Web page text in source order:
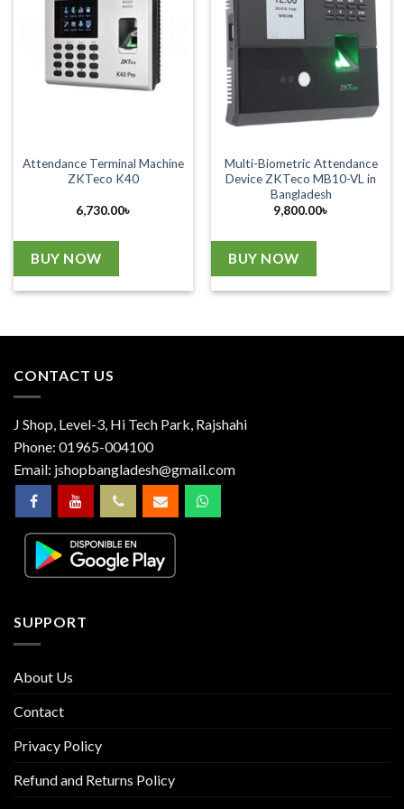
Attendance Terminal Machine
ZKTeco K40
6,730.00৳
BUY NOW
Multi-Biometric Attendance
Device ZKTeco MB10-VL in
Bangladesh
9,800.00৳
BUY NOW
CONTACT US
J Shop, Level-3, Hi Tech Park, Rajshahi
Phone: 01965-004100
Email: jshopbangladesh@gmail.com
SUPPORT
About Us
Contact
Privacy Policy
Refund and Returns Policy